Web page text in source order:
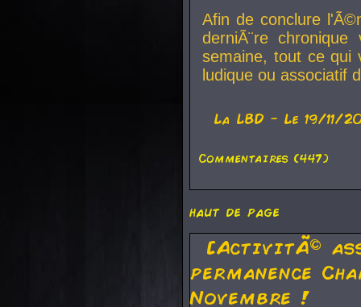
Afin de conclure
derniÃ¨re
semaine, tout ce qui
ludique ou associatif
La LBD - Le 19/11/
Commentaires (447)
haut de page
[ActivitÃ©
permanence
Novembre !